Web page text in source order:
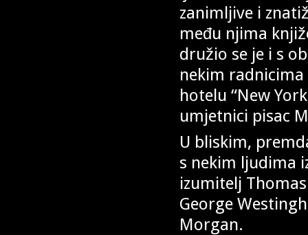
zanimljive i
među njima
družio se je i s
nekim
hotelu “New
umjetnici pisac
U bliskim,
s nekim ljudima
izumitelj
George
Morgan.